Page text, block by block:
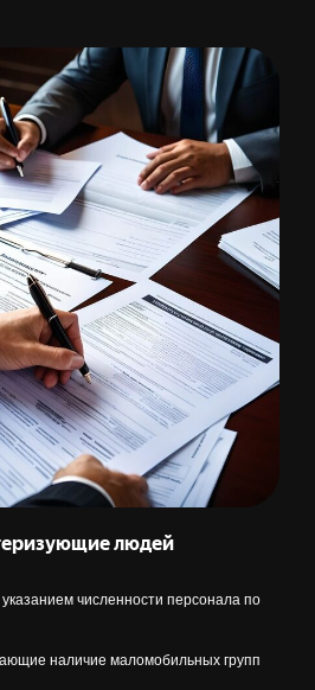
людей
численности персонала по
наличие маломобильных групп